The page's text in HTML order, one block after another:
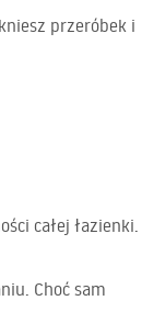
przeróbek i
całej łazienki.
Choć sam